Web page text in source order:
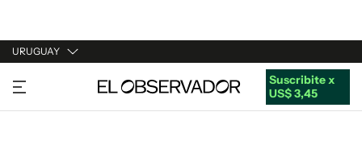
URUGUAY
URUGUAY
ARGENTINA
Suscribite x
US$ 3,45